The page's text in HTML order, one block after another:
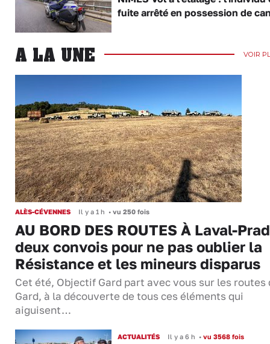
fuite arrêté en possession de
A LA UNE VOIR
ALÈS-CÉVENNES Il y a 1 h • vu 250 fois
AU BORD DES ROUTES À Laval-
deux convois pour ne pas oublier la
Résistance et les mineurs disparus
Cet été, Objectif Gard part avec vous sur les routes
Gard, à la découverte de tous ces éléments qui
aiguisent…
ACTUALITÉS Il y a 6 h •vu 3568 fois